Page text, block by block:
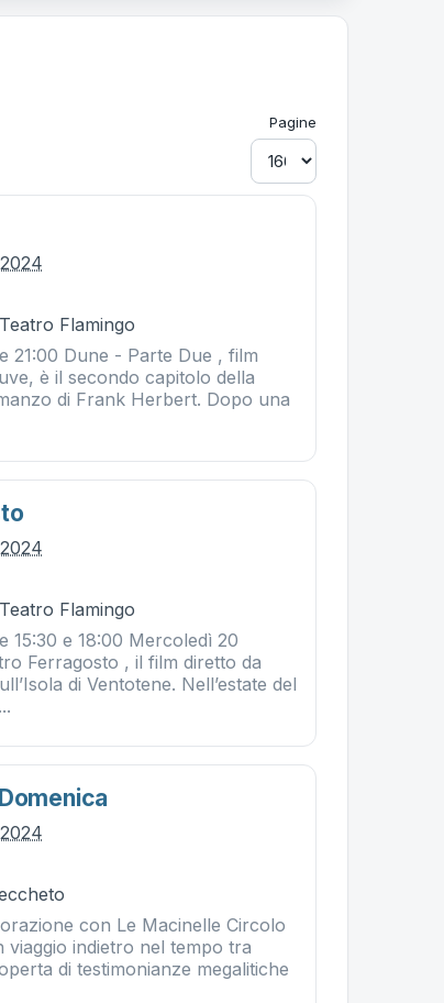
Pagine
Flamingo
21:00 Dune - Parte Due , film
è il secondo capitolo della
di Frank Herbert. Dopo una
Flamingo
15:30 e 18:00 Mercoledì 20
Ferragosto , il film diretto da
di Ventotene. Nell’estate del
con Le Macinelle Circolo
indietro nel tempo tra
di testimonianze megalitiche